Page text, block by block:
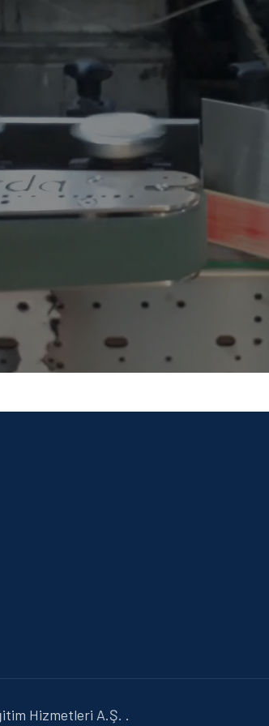
Hizmetleri A.Ş. .